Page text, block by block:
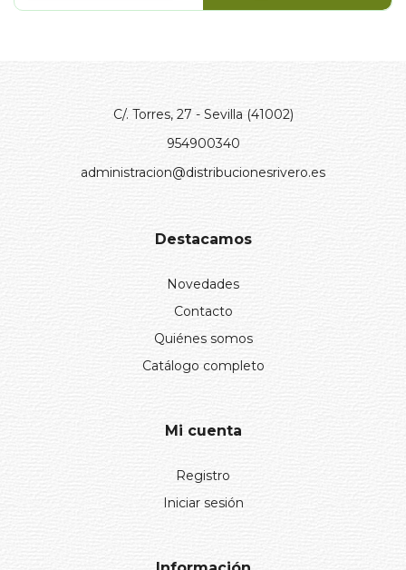
C/. Torres, 27 - Sevilla (41002)
954900340
administracion@distribucionesrivero.es
Destacamos
Novedades
Contacto
Quiénes somos
Catálogo completo
Mi cuenta
Registro
Iniciar sesión